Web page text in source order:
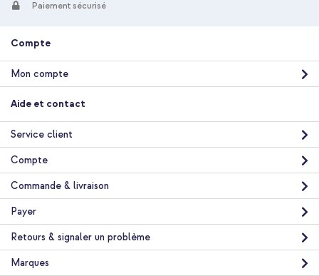
Paiement sécurisé
Compte
Mon compte
Aide et contact
Service client
Compte
Commande & livraison
Payer
Retours & signaler un problème
Marques